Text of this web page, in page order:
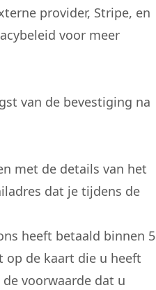
provider, Stripe, en
voor meer
van de bevestiging na
met de details van het
dat je tijdens de
heeft betaald binnen 5
op de kaart die u heeft
voorwaarde dat u